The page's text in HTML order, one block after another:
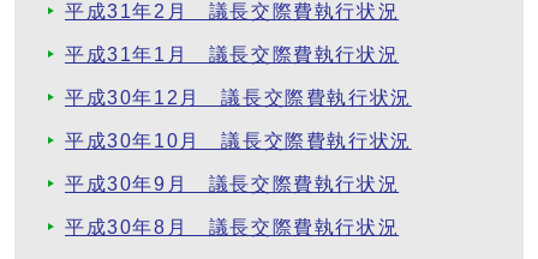
平成31年2月 議長交際費執行状況
平成31年1月 議長交際費執行状況
平成30年12月 議長交際費執行状況
平成30年10月 議長交際費執行状況
平成30年9月 議長交際費執行状況
平成30年8月 議長交際費執行状況